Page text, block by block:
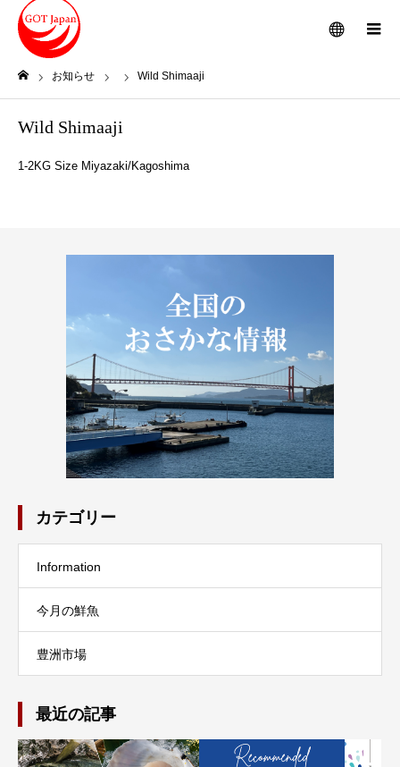
メニュー
お知らせ Wild Shimaaji
Wild Shimaaji
1-2KG Size Miyazaki/Kagoshima
カテゴリー
Information
今月の鮮魚
豊洲市場
最近の記事